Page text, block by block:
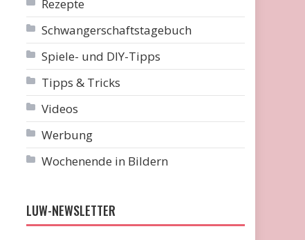
Rezepte
Schwangerschaftstagebuch
Spiele- und DIY-Tipps
Tipps & Tricks
Videos
Werbung
Wochenende in Bildern
LUW-NEWSLETTER